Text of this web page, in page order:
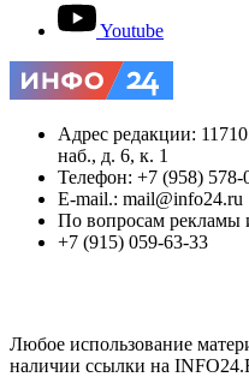
Youtube
Адрес редакции:
наб., д. 6, к. 1
Телефон: +7 (958) 578-
E-mail.: mail@info24.ru
По вопросам рекламы
+7 (915) 059-63-33
Любое использование
наличии ссылки на